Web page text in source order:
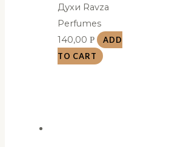
Духи Ravza
Perfumes
140,00Р
ADD
TO CART